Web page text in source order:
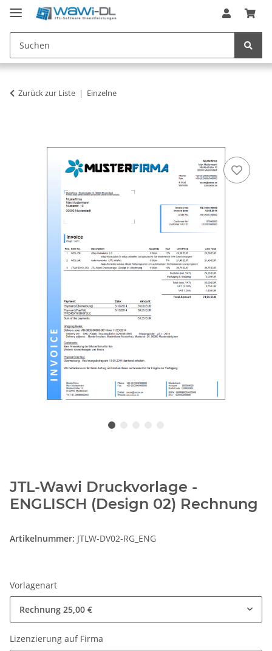
Zurück zur Liste Einzelne
JTL-Wawi Druckvorlage -
ENGLISCH (Design 02) Rechnung
Artikelnummer: JTLW-DV02-RG_ENG
Vorlagenart
Rechnung 25,00 €
Lizenzierung auf Firma